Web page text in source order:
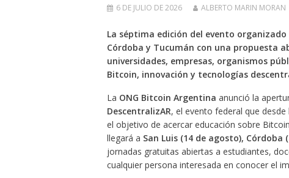
6 DE JULIO DE 2026 ALBERTO MARIN MORAN
La séptima edición del evento
Córdoba y Tucumán con una propuesta
universidades, empresas, organismos
Bitcoin, innovación y tecnologías
La ONG Bitcoin Argentina anunció la
DescentralizAR, el evento federal que
el objetivo de acercar educación sobre
llegará a San Luis (14 de agosto),
jornadas gratuitas abiertas a estudiantes,
cualquier persona interesada en conocer el